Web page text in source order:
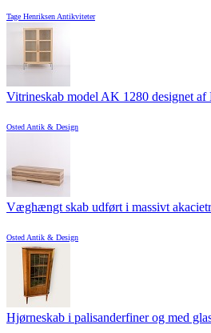
Tage Henriksen Antikviteter
Vitrineskab model AK 1280 designet
Osted Antik & Design
Væghængt skab udført i massivt
Osted Antik & Design
Hjørneskab i palisanderfiner og med